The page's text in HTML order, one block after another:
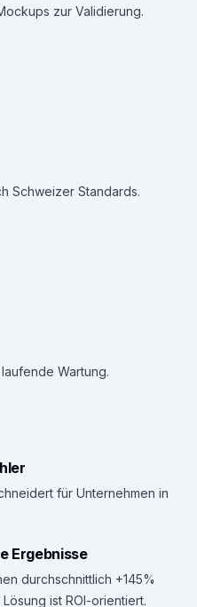
zur Validierung.
Schweizer Standards.
Wartung.
für Unternehmen in
Ergebnisse
durchschnittlich +145%
ist ROI-orientiert.